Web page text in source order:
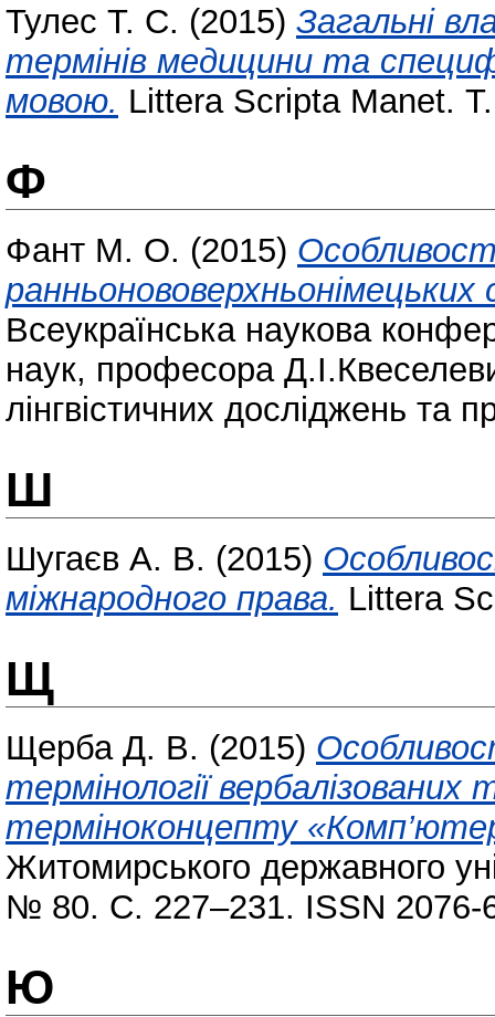
Тулес Т. С. (2015) Загальні
термінів медицини та
мовою. Littera Scripta Manet.
Ф
Фант М. О. (2015)
ранньонововерхньонімецьких
Всеукраїнська наукова
наук, професора
лінгвістичних досліджень та
Ш
Шугаєв А. В. (2015)
міжнародного права. Littera
Щ
Щерба Д. В. (2015)
термінології
терміноконцепту
Житомирського державного
№ 80. С. 227–231. ISSN 2076-
Ю